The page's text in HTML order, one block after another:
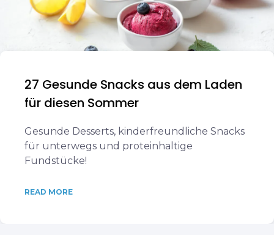
27 Gesunde Snacks aus dem Laden
für diesen Sommer
Gesunde Desserts, kinderfreundliche Snacks
für unterwegs und proteinhaltige
Fundstücke!
READ MORE